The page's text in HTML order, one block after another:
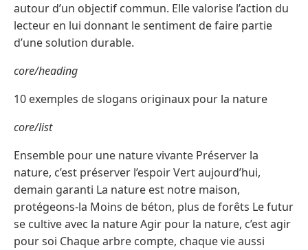
autour d’un objectif commun. Elle valorise l’action du
lecteur en lui donnant le sentiment de faire partie
d’une solution durable.
core/heading
10 exemples de slogans originaux pour la nature
core/list
Ensemble pour une nature vivante Préserver la
nature, c’est préserver l’espoir Vert aujourd’hui,
demain garanti La nature est notre maison,
protégeons-la Moins de béton, plus de forêts Le futur
se cultive avec la nature Agir pour la nature, c’est agir
pour soi Chaque arbre compte, chaque vie aussi